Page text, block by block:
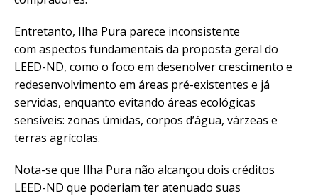
Entretanto, Ilha Pura parece inconsistente
com aspectos fundamentais da proposta geral do
LEED-ND, como o foco em desenolver crescimento e
redesenvolvimento em áreas pré-existentes e já
servidas, enquanto evitando áreas ecológicas
sensíveis: zonas úmidas, corpos d’água, várzeas e
terras agrícolas.
Nota-se que Ilha Pura não alcançou dois créditos
LEED-ND que poderiam ter atenuado suas